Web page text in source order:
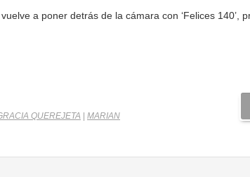
a poner detrás de la cámara con ‘Felices 140’,
QUEREJETA
MARIAN